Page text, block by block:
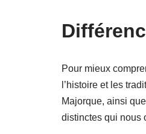
Pour mieux
l’histoire et les
Majorque, ainsi
distinctes qui nous